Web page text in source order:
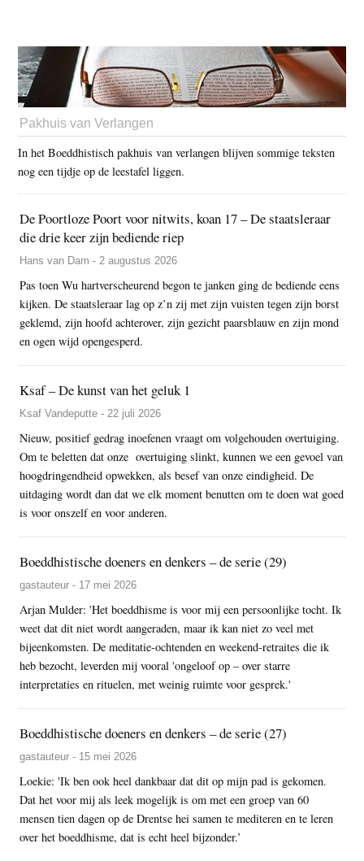
Pakhuis van Verlangen
In het Boeddhistisch pakhuis van verlangen blijven sommige teksten
nog een tijdje op de leestafel liggen.
De Poortloze Poort voor nitwits, koan 17 – De staatsleraar
die drie keer zijn bediende riep
Hans van Dam - 2 augustus 2026
Pas toen Wu hartverscheurend begon te janken ging de bediende eens
kijken. De staatsleraar lag op z’n zij met zijn vuisten tegen zijn borst
geklemd, zijn hoofd achterover, zijn gezicht paarsblauw en zijn mond
en ogen wijd opengesperd.
Ksaf – De kunst van het geluk 1
Ksaf Vandeputte - 22 juli 2026
Nieuw, positief gedrag inoefenen vraagt om volgehouden overtuiging.
Om te beletten dat onze overtuiging slinkt, kunnen we een gevoel van
hoogdringendheid opwekken, als besef van onze eindigheid. De
uitdaging wordt dan dat we elk moment benutten om te doen wat goed
is voor onszelf en voor anderen.
Boeddhistische doeners en denkers – de serie (29)
gastauteur - 17 mei 2026
Arjan Mulder: 'Het boeddhisme is voor mij een persoonlijke tocht. Ik
weet dat dit niet wordt aangeraden, maar ik kan niet zo veel met
bijeenkomsten. De meditatie-ochtenden en weekend-retraites die ik
heb bezocht, leverden mij vooral 'ongeloof op – over starre
interpretaties en rituelen, met weinig ruimte voor gesprek.'
Boeddhistische doeners en denkers – de serie (27)
gastauteur - 15 mei 2026
Loekie: 'Ik ben ook heel dankbaar dat dit op mijn pad is gekomen.
Dat het voor mij als leek mogelijk is om met een groep van 60
mensen tien dagen op de Drentse hei samen te mediteren en te leren
over het boeddhisme, dat is echt heel bijzonder.’